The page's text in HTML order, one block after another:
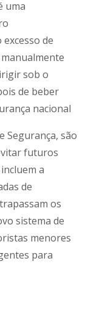
uma
de
sob o
de beber
nacional
Segurança, são
futuros
a
de
os
sistema de
menores
para